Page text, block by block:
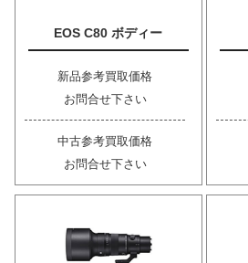
EOS C80 ボディー
新品参考買取価格
お問合せ下さい
中古参考買取価格
お問合せ下さい